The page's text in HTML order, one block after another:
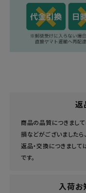
返
商品の品質につきまして
損などがございましたら
返品・交換につきまして
です。
入荷お